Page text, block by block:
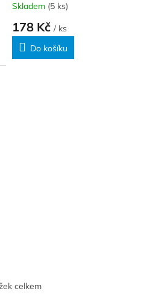
Skladem (5 ks)
178 Kč / ks
Do košíku
O celkem